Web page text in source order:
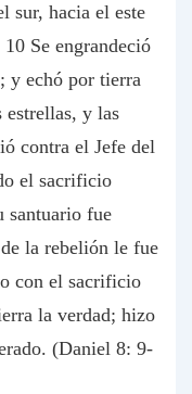
sur, hacia el este
Se engrandeció
y echó por tierra
estrellas, y las
contra el Jefe del
el sacrificio
santuario fue
la rebelión le fue
con el sacrificio
la verdad; hizo
(Daniel 8: 9-